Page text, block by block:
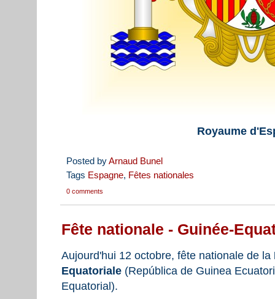
Royaume
Posted byArnaud Bunel
Tags Espagne, Fêtes nationales
0 comments
Fête nationale - Guinée-
Aujourd'hui 12 octobre, fête nationale de la
Equatoriale (República de Guinea
Equatorial).